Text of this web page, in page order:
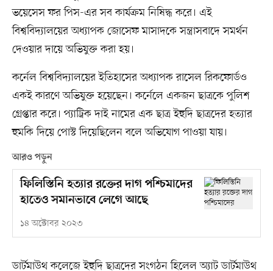
ভয়েসেস ফর পিস-এর সব কার্যক্রম নিষিদ্ধ করে। এই
বিশ্ববিদ্যালয়ের অধ্যাপক জোসেফ মাসাদকে সন্ত্রাসবাদে সমর্থন
দেওয়ার দায়ে অভিযুক্ত করা হয়।
কর্নেল বিশ্ববিদ্যালয়ের ইতিহাসের অধ্যাপক রাসেল রিকফোর্ডও
একই কারণে অভিযুক্ত হয়েছেন। কর্নেলে একজন ছাত্রকে পুলিশ
গ্রেপ্তার করে। প্যাট্রিক দাই নামের এক ছাত্র ইহুদি ছাত্রদের হত্যার
হুমকি দিয়ে পোস্ট দিয়েছিলেন বলে অভিযোগ পাওয়া যায়।
আরও পড়ুন
ফিলিস্তিনি হত্যার রক্তের দাগ পশ্চিমাদের
হাতেও সমানভাবে লেগে আছে
১৪ অক্টোবর ২০২৩
ডার্টমাউথ কলেজে ইহুদি ছাত্রদের সংগঠন হিলেল অ্যাট ডার্টমাউথ